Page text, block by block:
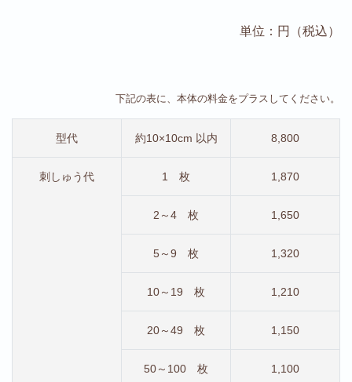
単位：円（税込）
下記の表に、本体の料金をプラスしてください。
型代 約10×10cm 以内 8,800
刺しゅう代 1 枚 1,870
2～4 枚 1,650
5～9 枚 1,320
10～19 枚 1,210
20～49 枚 1,150
50～100 枚 1,100